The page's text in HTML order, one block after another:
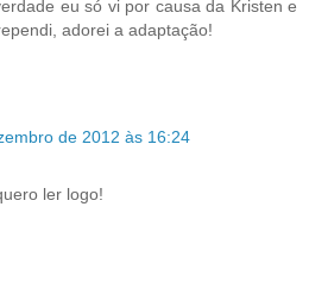
eu só vi por causa da Kristen e
adorei a adaptação!
de 2012 às 16:24
ler logo!